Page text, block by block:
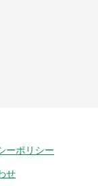
ーポリシー
せ